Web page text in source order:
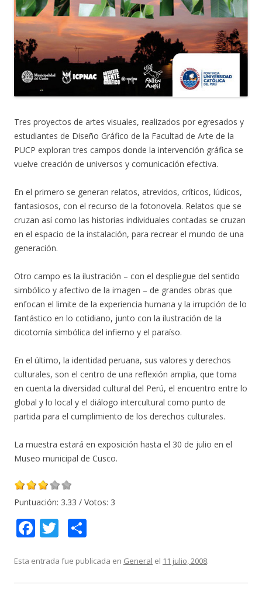
Tres proyectos de artes visuales, realizados por egresados y
estudiantes de Diseño Gráfico de la Facultad de Arte de la
PUCP exploran tres campos donde la intervención gráfica se
vuelve creación de universos y comunicación efectiva.
En el primero se generan relatos, atrevidos, críticos, lúdicos,
fantasiosos, con el recurso de la fotonovela. Relatos que se
cruzan así como las historias individuales contadas se cruzan
en el espacio de la instalación, para recrear el mundo de una
generación.
Otro campo es la ilustración – con el despliegue del sentido
simbólico y afectivo de la imagen – de grandes obras que
enfocan el limite de la experiencia humana y la irrupción de lo
fantástico en lo cotidiano, junto con la ilustración de la
dicotomía simbólica del infierno y el paraíso.
En el último, la identidad peruana, sus valores y derechos
culturales, son el centro de una reflexión amplia, que toma
en cuenta la diversidad cultural del Perú, el encuentro entre lo
global y lo local y el diálogo intercultural como punto de
partida para el cumplimiento de los derechos culturales.
La muestra estará en exposición hasta el 30 de julio en el
Museo municipal de Cusco.
Puntuación: 3.33 / Votos: 3
F
e
T
itt m
Esta entrada fue publicada en General el 11 julio, 2008.